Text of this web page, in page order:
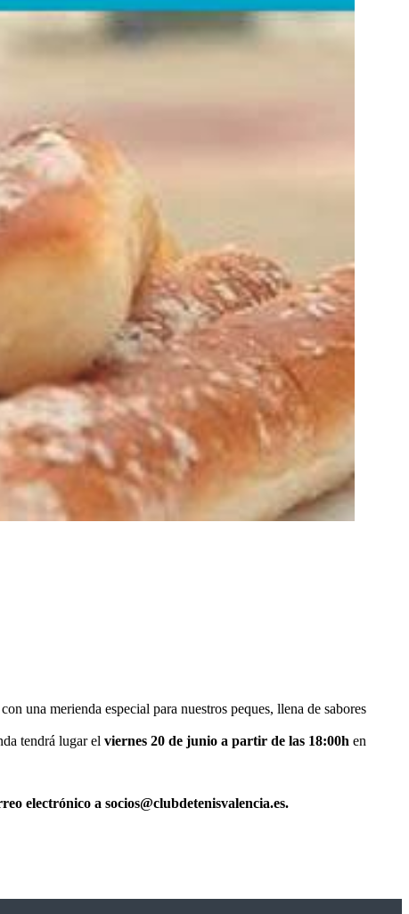
una merienda especial para nuestros peques, llena de sabores
tendrá lugar el viernes 20 de junio a partir de las 18:00h en
electrónico a socios@clubdetenisvalencia.es.